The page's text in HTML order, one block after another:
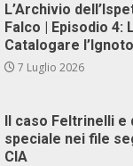
L’Archivio
Falco | Episodio 4:
Catalogare l’Ignoto
7 Luglio 2026
Il caso Feltrinelli e
speciale nei file
CIA